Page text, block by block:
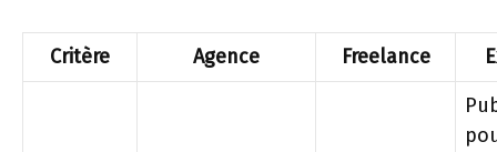
Critère Agence Freelance